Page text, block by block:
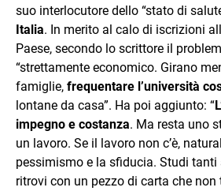
suo interlocutore dello “stato di
Italia. In merito al calo di iscrizioni
Paese, secondo lo scrittore il
“strettamente economico. Girano
famiglie, frequentare l’università
lontane da casa”. Ha poi aggiunto: “
impegno e costanza. Ma resta uno
un lavoro. Se il lavoro non c’è,
pessimismo e la sfiducia. Studi tanti
ritrovi con un pezzo di carta che